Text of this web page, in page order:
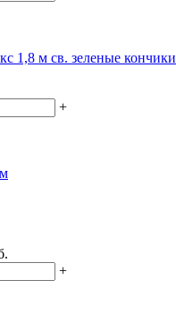
1,8 м св. зеленые кончики
+
+